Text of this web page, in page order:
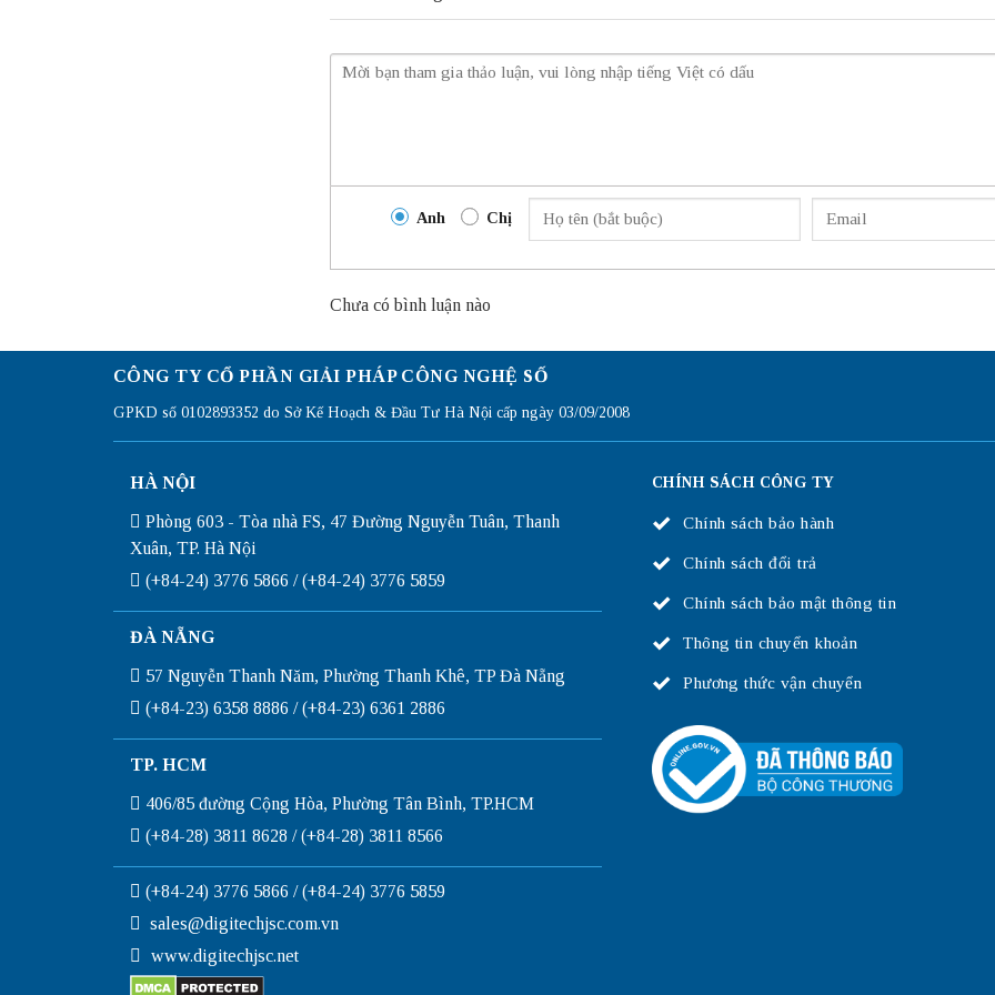
Anh Chị
Chưa có bình luận nào
CÔNG TY CỔ PHẦN GIẢI PHÁP CÔNG NGHỆ SỐ
GPKD số 0102893352 do Sở Kế Hoạch & Đầu Tư Hà Nội cấp ngày 03/09/2008
HÀ NỘI
Phòng 603 - Tòa nhà FS, 47 Đường Nguyễn Tuân, Thanh
Xuân, TP. Hà Nội
(+84-24) 3776 5866 / (+84-24) 3776 5859
ĐÀ NẴNG
57 Nguyễn Thanh Năm, Phường Thanh Khê, TP Đà Nẵng
(+84-23) 6358 8886 / (+84-23) 6361 2886
TP. HCM
406/85 đường Cộng Hòa, Phường Tân Bình, TP.HCM
(+84-28) 3811 8628 / (+84-28) 3811 8566
(+84-24) 3776 5866 / (+84-24) 3776 5859
sales@digitechjsc.com.vn
www.digitechjsc.net
CHÍNH SÁCH CÔNG TY
Chính sách bảo hành
Chính sách đổi trả
Chính sách bảo mật thông tin
Thông tin chuyển khoản
Phương thức vận chuyển